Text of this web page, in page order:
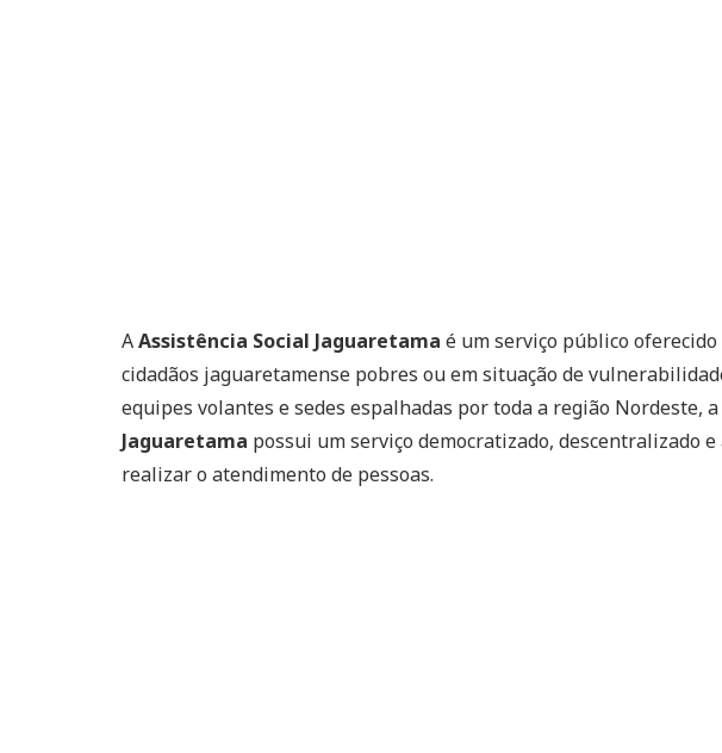
AAssistência Social Jaguaretama é um serviço público
cidadãos jaguaretamense pobres ou em situação de
equipes volantes e sedes espalhadas por toda a região Nordeste, a
Jaguaretama possui um serviço democratizado, descentralizado
realizar o atendimento de pessoas.